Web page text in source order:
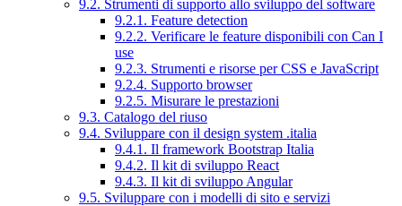
9.2. Strumenti di supporto allo sviluppo del software
9.2.1. Feature detection
9.2.2. Verificare le feature disponibili con Can I
use
9.2.3. Strumenti e risorse per CSS e JavaScript
9.2.4. Supporto browser
9.2.5. Misurare le prestazioni
9.3. Catalogo del riuso
9.4. Sviluppare con il design system .italia
9.4.1. Il framework Bootstrap Italia
9.4.2. Il kit di sviluppo React
9.4.3. Il kit di sviluppo Angular
9.5. Sviluppare con i modelli di sito e servizi